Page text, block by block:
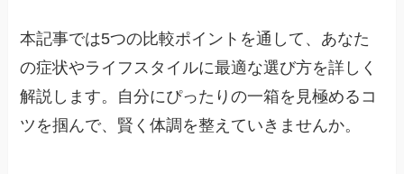
本記事では5つの比較ポイントを通して、あなた
の症状やライフスタイルに最適な選び方を詳しく
解説します。自分にぴったりの一箱を見極めるコ
ツを掴んで、賢く体調を整えていきませんか。